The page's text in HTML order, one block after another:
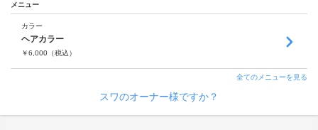
メニュー
カラー
ヘアカラー
￥6,000 （税込）
全てのメニューを見る
スワのオーナー様ですか？